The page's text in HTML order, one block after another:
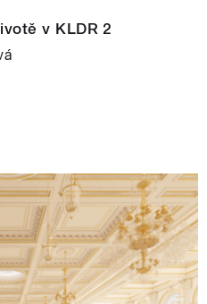
v KLDR 2